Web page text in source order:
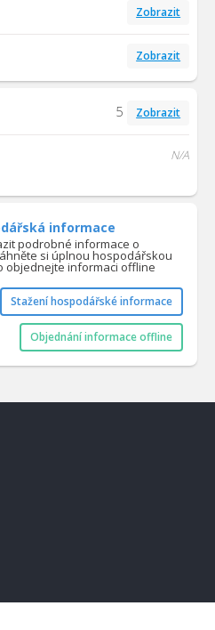
Zobrazit
Zobrazit
5 Zobrazit
N/A
informace
podrobné informace o
si úplnou hospodářskou
objednejte informaci offline
Stažení hospodářské informace
Objednání informace offline